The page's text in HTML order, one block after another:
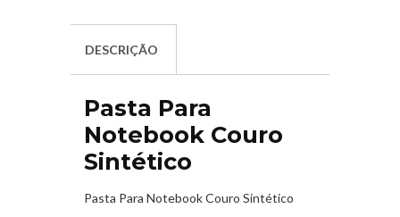
DESCRIÇÃO
Pasta Para
Notebook Couro
Sintético
Pasta Para Notebook Couro Sintético